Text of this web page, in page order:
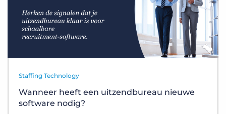
Staffing Technology
Wanneer heeft een uitzendbureau nieuwe
software nodig?